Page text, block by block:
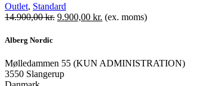
Outlet, Standard
14.900,00kr. Den
14.900,00 kr..
9.900,00 kr. Den
9.900,00 kr..
(ex. moms)
Alberg Nordic
​Mølledammen 55 (KUN ADMINISTRATION)
3550 Slangerup